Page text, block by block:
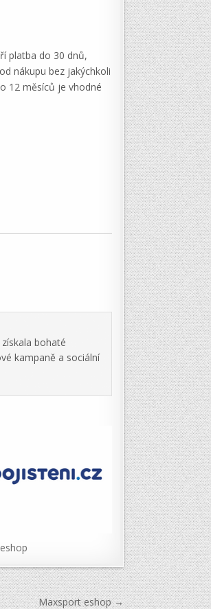
platba do 30 dnů,
nákupu bez jakýchkoli
12 měsíců je vhodné
bohaté
kampaně a sociální
Maxsport eshop →